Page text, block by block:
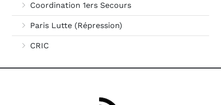
Coordination 1ers Secours
Paris Lutte (Répression)
CRIC